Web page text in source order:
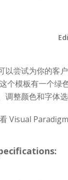
以尝试为你的客
个模板有一个
调整颜色和字体
Visual